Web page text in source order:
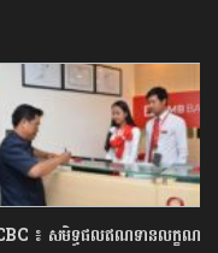
៖ សមិទ្ធផលឥណទានលក្ខណៈ